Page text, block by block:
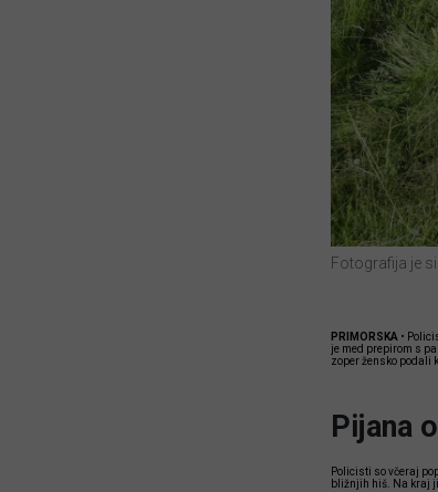
Fotografija je
PRIMORSKA •
je med prepirom s
zoper žensko podali
Pijana
Policisti so včeraj
bližnjih hiš. Na kraj